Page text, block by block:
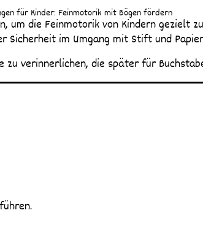
im Umgang mit Stift und
zu verinnerlichen, die später für